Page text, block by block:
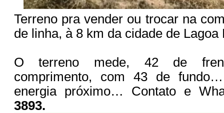
Terreno pra vender ou trocar na
de linha, à 8 km da cidade de
O terreno mede, 42 de
comprimento, com 43 de
energia próximo… Contato e
3893.